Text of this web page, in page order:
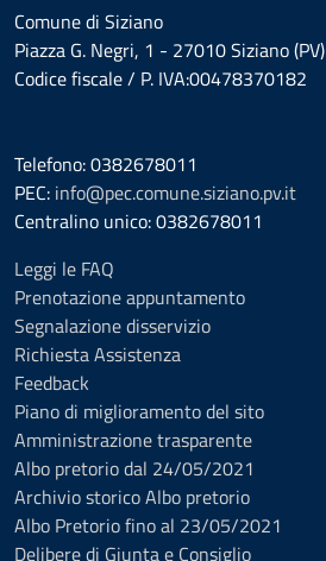
Comune di Siziano
Piazza G. Negri, 1 - 27010 Siziano (PV)
Codice fiscale / P. IVA:00478370182
Telefono: 0382678011
PEC: info@pec.comune.siziano.pv.it
Centralino unico: 0382678011
Leggi le FAQ
Prenotazione appuntamento
Segnalazione disservizio
Richiesta Assistenza
Feedback
Piano di miglioramento del sito
Amministrazione trasparente
Albo pretorio dal 24/05/2021
Archivio storico Albo pretorio
Albo Pretorio fino al 23/05/2021
Delibere di Giunta e Consiglio